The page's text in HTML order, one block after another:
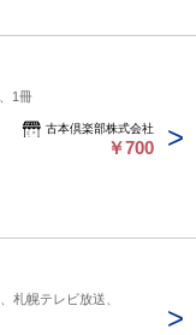
1冊
古本倶楽部株式会社
￥700
札幌テレビ放送、